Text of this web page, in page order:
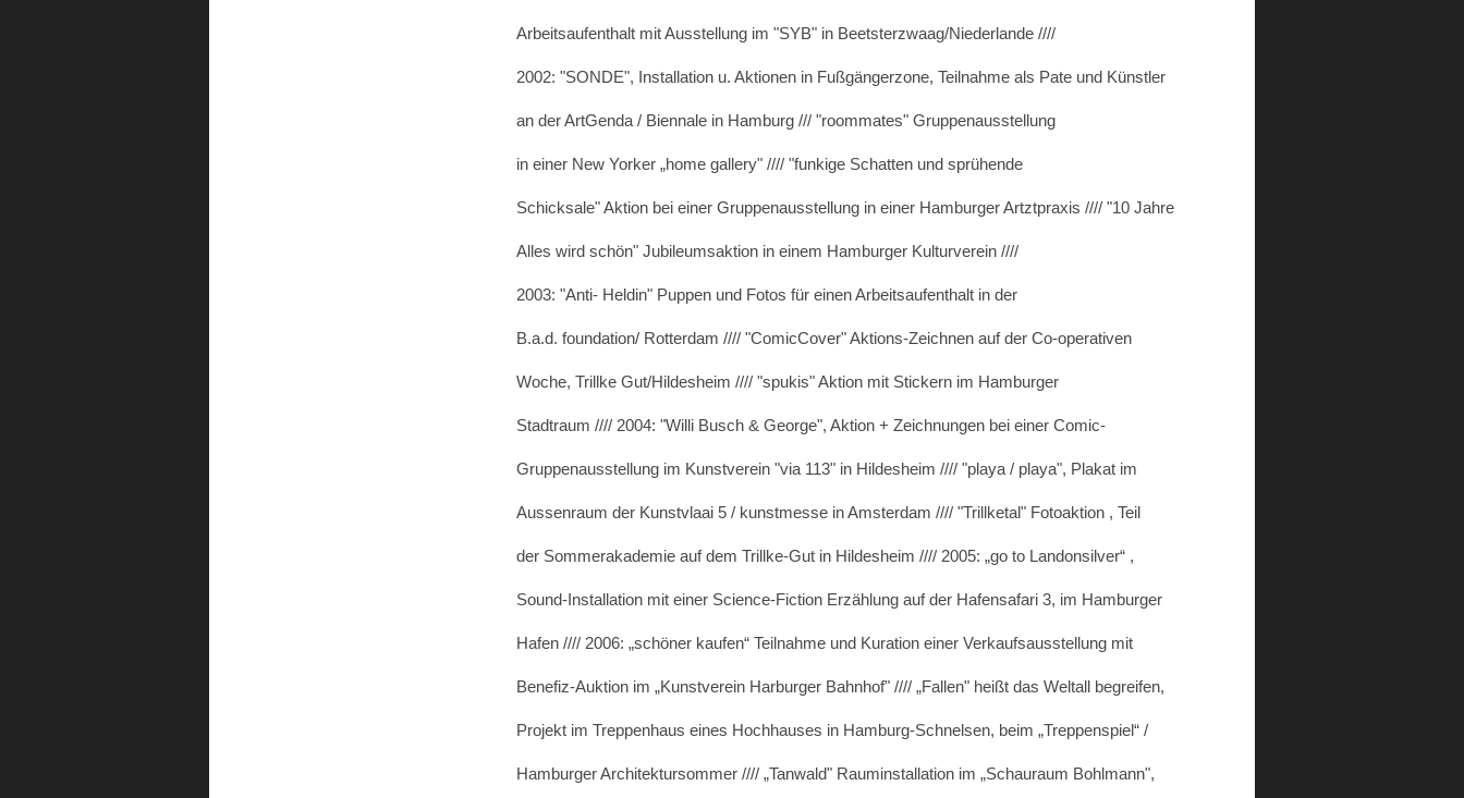
Arbeitsaufenthalt mit Ausstellung im "SYB" in Beetsterzwaag/Niederlande ////
2002: "SONDE", Installation u. Aktionen in Fußgängerzone, Teilnahme als Pate und Künstler
an der ArtGenda / Biennale in Hamburg /// "roommates" Gruppenausstellung
in einer New Yorker „home gallery" //// "funkige Schatten und sprühende
Schicksale" Aktion bei einer Gruppenausstellung in einer Hamburger Artztpraxis //// "10 Jahre
Alles wird schön" Jubileumsaktion in einem Hamburger Kulturverein ////
2003: "Anti- Heldin" Puppen und Fotos für einen Arbeitsaufenthalt in der
B.a.d. foundation/ Rotterdam //// "ComicCover" Aktions-Zeichnen auf der Co-operativen
Woche, Trillke Gut/Hildesheim //// "spukis" Aktion mit Stickern im Hamburger
Stadtraum //// 2004: "Willi Busch & George", Aktion + Zeichnungen bei einer Comic-
Gruppenausstellung im Kunstverein "via 113" in Hildesheim //// "playa / playa", Plakat im
Aussenraum der Kunstvlaai 5 / kunstmesse in Amsterdam //// "Trillketal" Fotoaktion , Teil
der Sommerakademie auf dem Trillke-Gut in Hildesheim //// 2005: „go to Landonsilver“ ,
Sound-Installation mit einer Science-Fiction Erzählung auf der Hafensafari 3, im Hamburger
Hafen //// 2006: „schöner kaufen“ Teilnahme und Kuration einer Verkaufsausstellung mit
Benefiz-Auktion im „Kunstverein Harburger Bahnhof" //// „Fallen" heißt das Weltall begreifen,
Projekt im Treppenhaus eines Hochhauses in Hamburg-Schnelsen, beim „Treppenspiel“ /
Hamburger Architektursommer //// „Tanwald" Rauminstallation im „Schauraum Bohlmann",